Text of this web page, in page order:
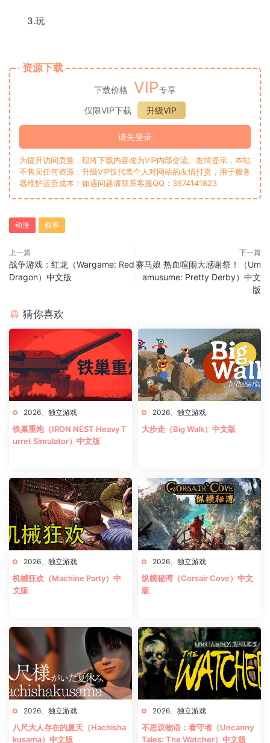
3.玩
资源下载
下载价格 VIP专享
仅限VIP下载
升级VIP
请先登录
为提升访问质量，现将下载内容改为VIP内部交流。友情提示，本站
不售卖任何资源，升级VIP仅代表个人对网站的友情打赏，用于服务
器维护运营成本！如遇问题请联系客服QQ：3674141823
动漫 叙事
上一篇
战争游戏：红龙（Wargame: Red
Dragon）中文版
下一篇
赛马娘 热血喧闹大感谢祭！（Um
amusume: Pretty Derby）中文
版
猜你喜欢
2026 独立游戏
铁巢重炮（IRON NEST Heavy T
urret Simulator）中文版
2026 独立游戏
大步走（Big Walk）中文版
2026 独立游戏
机械狂欢（Machine Party）中
文版
2026 独立游戏
纵横秘湾（Corsair Cove）中文
版
2026 独立游戏
八尺大人存在的夏天（Hachisha
kusama）中文版
2026 独立游戏
不思议物语：看守者（Uncanny
Tales: The Watcher）中文版